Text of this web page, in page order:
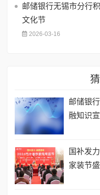
邮储银行无锡市分行
文化节
2026-03-16
邮储银
融知识
国补发
家装节